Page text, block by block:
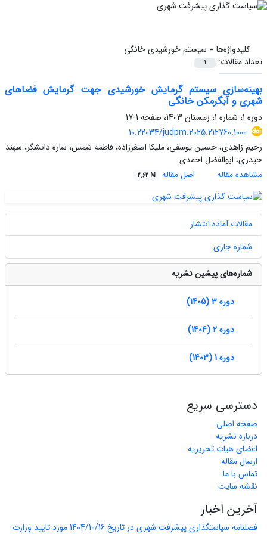
کلیدواژه‌ها = سیستم خورشیدی خانگی
تعداد مقالات:
1
بهینه‌سازی سیستم گرمایش خورشیدی جهت گرمایش فضاهای
شهری و آبگرمکن خانگی
دوره 1، شماره 1، زمستان 1403، صفحه
1-17
10.22034/judpm.2025.212760.1000
رحیم زاهدی، حسین یوسفی، ملیکا اصغرزاده، فاطمه شمس، ساره دانشگر، سهند
حیدری، ابوالفضل احمدی
مشاهده مقاله
اصل مقاله 2.62 M
مقالات آماده انتشار
شماره جاری
شماره‌های پیشین نشریه
دوره 3 (1405)
دوره 2 (1404)
دوره 1 (1403)
دسترسی سریع
صفحه اصلی
درباره نشریه
اعضای هیات تحریریه
ارسال مقاله
تماس با ما
نقشه سایت
آخرین اخبار
فصلنامه سیاستگذاری پیشرفت شهری در تاریخ 1404/10/16 مورد تایید وزارت